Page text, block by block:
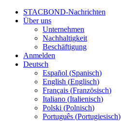
STACBOND-Nachrichten
Über uns
Unternehmen
Nachhaltigkeit
Beschäftigung
Anmelden
Deutsch
Español (Spanisch)
English (Englisch)
Français (Französisch)
Italiano (Italienisch)
Polski (Polnisch)
Português (Portugiesisch)